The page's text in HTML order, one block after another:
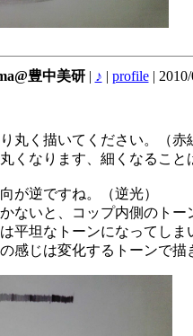
豊中美研 | ♪ | profile|
丸く描いてください。（赤
くなります、細くなること
が逆ですね。（逆光）
ないと、コップ内側のトー
平坦なトーンになってしま
感じは変化するトーンで描